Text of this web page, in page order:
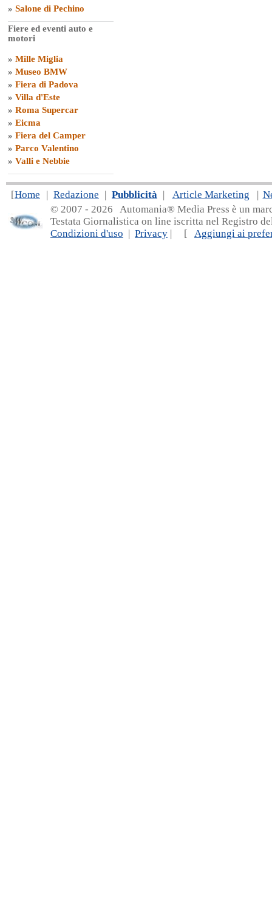
» Salone di Pechino
Fiere ed eventi auto e
motori
» Mille Miglia
» Museo BMW
» Fiera di Padova
» Villa d'Este
» Roma Supercar
» Eicma
» Fiera del Camper
» Parco Valentino
» Valli e Nebbie
[Home | Redazione | Pubblicità | Article Marketing |
© 2007 - 2026 Automania® Media Press è un
Testata Giornalistica on line iscritta nel Registro
Condizioni d'uso | Privacy | [ Aggiungi ai